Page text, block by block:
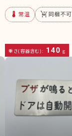
device_thermostat 常温 remove_shopping_cart同梱不可
重さ(容器含む): 140 g